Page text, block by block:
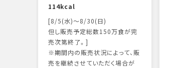
114kcal
[8/5(水)～8/30(日)
但し販売予定総数150万食が完
売次第終了。]
※期間内の販売状況によって、販
売を継続させていただく場合が